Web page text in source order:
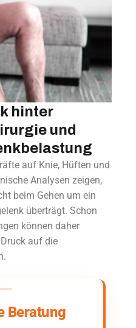
hinter
und
auf Knie, Hüften und
Analysen zeigen,
beim Gehen um ein
überträgt. Schon
können daher
auf die
Beratung